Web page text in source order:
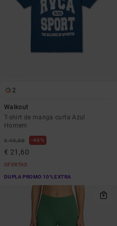
2
Walkout
T-shirt de manga curta Azul
Homem
€ 40,00 46%
€ 21,60
OFERTAS
DUPLA PROMO 10% EXTRA